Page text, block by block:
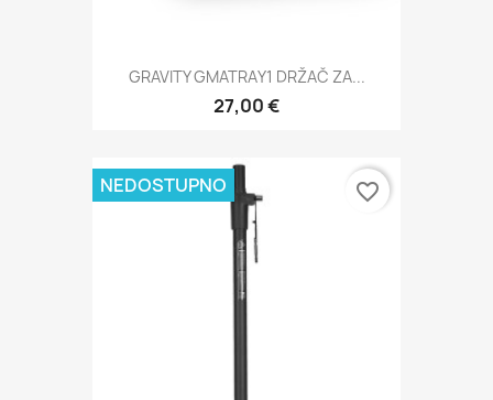
GRAVITY GMATRAY1 DRŽAČ ZA...
27,00 €
NEDOSTUPNO favorite_border